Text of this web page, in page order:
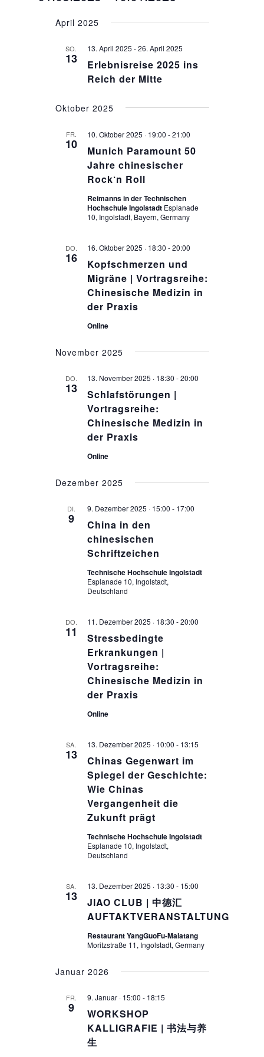
wählen.
April 2025
SO.
13
Erlebnisreise 2025 ins
Reich der Mitte
13. April 2025 -26. April 2025
Oktober 2025
FR.
10
Munich Paramount 50
Jahre chinesischer
Rock‘n Roll
10. Oktober 2025 · 19:00 -21:00
Reimanns in der Technischen
Hochschule Ingolstadt Esplanade
10, Ingolstadt, Bayern, Germany
DO.
16
Kopfschmerzen und
Migräne | Vortragsreihe:
Chinesische Medizin in
der Praxis
16. Oktober 2025 · 18:30 -20:00
Online
November 2025
DO.
13
Schlafstörungen |
Vortragsreihe:
Chinesische Medizin in
der Praxis
13. November 2025 · 18:30 -20:00
Online
Dezember 2025
DI.
9
China in den
chinesischen
Schriftzeichen
9. Dezember 2025 · 15:00 - 17:00
Technische Hochschule Ingolstadt
Esplanade 10, Ingolstadt,
Deutschland
DO.
11
Stressbedingte
Erkrankungen |
Vortragsreihe:
Chinesische Medizin in
der Praxis
11. Dezember 2025 · 18:30 -20:00
Online
SA.
13
Chinas Gegenwart im
Spiegel der Geschichte:
Wie Chinas
Vergangenheit die
Zukunft prägt
13. Dezember 2025 · 10:00 - 13:15
Technische Hochschule Ingolstadt
Esplanade 10, Ingolstadt,
Deutschland
SA.
13
JIAO CLUB | 中德汇
AUFTAKTVERANSTALTUNG
13. Dezember 2025 · 13:30 - 15:00
Restaurant YangGuoFu-Malatang
Moritzstraße 11, Ingolstadt, Germany
Januar 2026
FR.
9
WORKSHOP
KALLIGRAFIE | 书法与养
生
9. Januar · 15:00 - 18:15